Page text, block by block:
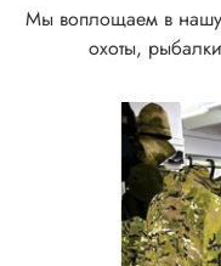
Мы воплощаем в
охоты,